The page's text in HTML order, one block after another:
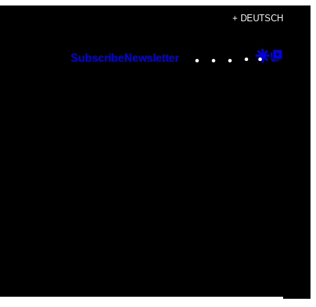
+ DEUTSCH
SubscribeNewsletter Instagram
TikTok
YouTube
Google